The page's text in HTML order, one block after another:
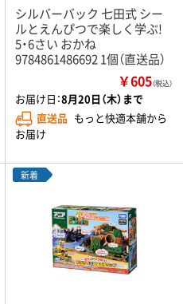
シルバーバック 七田式 シー
ルとえんぴつで楽しく学ぶ!
5・6さい おかね
9784861486692 1個（直送品）
￥605（税込）
お届け日：8月20日（木）まで
直送品 もっと快適本舗から
お届け
新着